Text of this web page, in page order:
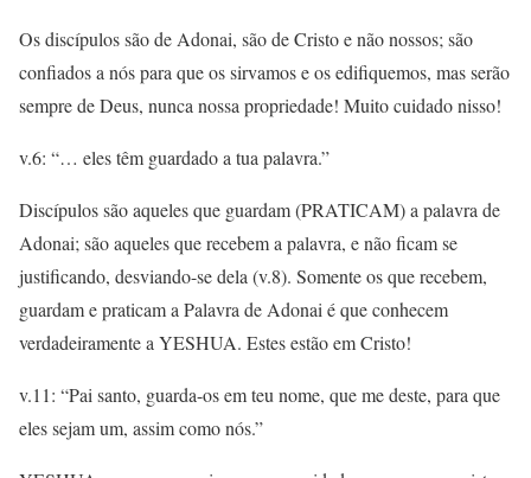
Os discípulos são de Adonai, são de Cristo e não nossos; são
confiados a nós para que os sirvamos e os edifiquemos, mas serão
sempre de Deus, nunca nossa propriedade! Muito cuidado nisso!
v.6: “… eles têm guardado a tua palavra.”
Discípulos são aqueles que guardam (PRATICAM) a palavra de
Adonai; são aqueles que recebem a palavra, e não ficam se
justificando, desviando-se dela (v.8). Somente os que recebem,
guardam e praticam a Palavra de Adonai é que conhecem
verdadeiramente a YESHUA. Estes estão em Cristo!
v.11: “Pai santo, guarda-os em teu nome, que me deste, para que
eles sejam um, assim como nós.”